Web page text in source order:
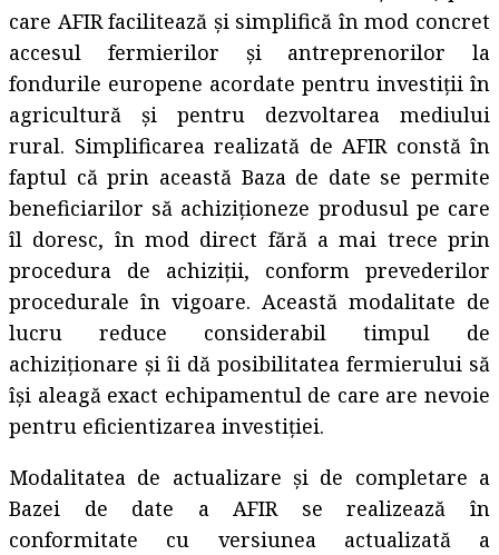
care AFIR facilitează și simplifică în mod concret
accesul fermierilor și antreprenorilor la
fondurile europene acordate pentru investiții în
agricultură și pentru dezvoltarea mediului
rural. Simplificarea realizată de AFIR constă în
faptul că prin această Baza de date se permite
beneficiarilor să achiziționeze produsul pe care
îl doresc, în mod direct fără a mai trece prin
procedura de achiziții, conform prevederilor
procedurale în vigoare. Această modalitate de
lucru reduce considerabil timpul de
achiziționare și îi dă posibilitatea fermierului să
își aleagă exact echipamentul de care are nevoie
pentru eficientizarea investiției.
Modalitatea de actualizare și de completare a
Bazei de date a AFIR se realizează în
conformitate cu versiunea actualizată a